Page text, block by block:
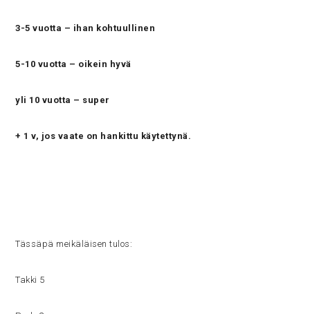
3-5 vuotta – ihan kohtuullinen
5-10 vuotta – oikein hyvä
yli 10 vuotta – super
+ 1 v, jos vaate on hankittu käytettynä.
Tässäpä meikäläisen tulos:
Takki 5